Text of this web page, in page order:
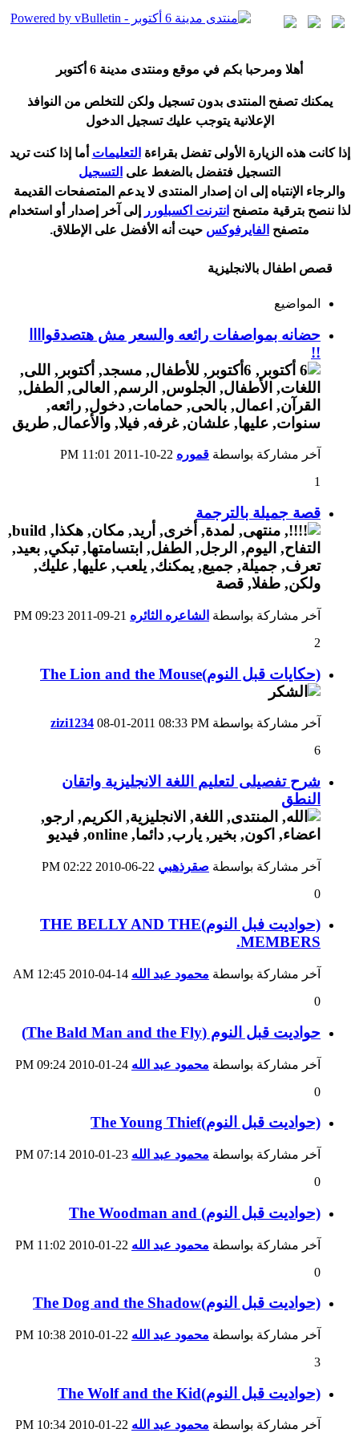
هلا ومرحبا بكم في موقع ومنتدى مدينة 6 أكتوبر
يمكنك تصفح المنتدى بدون تسجيل ولكن للتخلص من النوافذ
الإعلانية يتوجب عليك تسجيل الدخول
إذا كانت هذه الزيارة الأولى تفضل بقراءة التعليمات ما إذا كنت تريد
التسجيل فتفضل بالضغط على التسجيل
والرجاء الإنتباه إلى ان إصدار المنتدى لا يدعم المتصفحات القديمة
لذا ننصح بترقية متصفح انترنت اكسبلورر إلى آخر إصدار أو استخدام
متصفح الفايرفوكس حيت نه الأفضل على الإطلاق.
قصص اطفال بالانجليزية
المواضيع
حضانه بمواصفات رائعه والسعر مش هتصدقواااا
!!
آخر مشاركة بواسطة قموره
11:01 PM
1
قصة جميلة بالترجمة
آخر مشاركة بواسطة الشاعره الثائره
09:23 PM
2
(حكايات قبل النوم)The Lion and the Mouse
آخر مشاركة بواسطة zizi1234 08-01-2011 08:33 PM
6
شرح تفصيلى لتعليم اللغة الانجليزية واتقان
النطق
آخر مشاركة بواسطة صقرذهبي
02:22 PM
0
(حواديت فبل النوم)THE BELLY AND THE
MEMBERS.
آخر مشاركة بواسطة محمود عبد الله
12:45 AM
0
حواديت قبل النوم (The Bald Man and the Fly)
آخر مشاركة بواسطة محمود عبد الله
09:24 PM
0
(حواديت قبل النوم)The Young Thief
آخر مشاركة بواسطة محمود عبد الله
07:14 PM
0
(حواديت قبل النوم) The Woodman and
آخر مشاركة بواسطة محمود عبد الله
11:02 PM
0
(حواديت قبل النوم)The Dog and the Shadow
آخر مشاركة بواسطة محمود عبد الله
10:38 PM
3
(حواديت قبل النوم)The Wolf and the Kid
آخر مشاركة بواسطة محمود عبد الله 10:34 PM